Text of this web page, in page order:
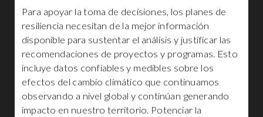
Para apoyar la toma de decisiones, los planes de
resiliencia necesitan de la mejor información
disponible para sustentar el análisis y justificar las
recomendaciones de proyectos y programas. Esto
incluye datos confiables y medibles sobre los
efectos del cambio climático que continuamos
observando a nivel global y continúan generando
impacto en nuestro territorio. Potenciar la